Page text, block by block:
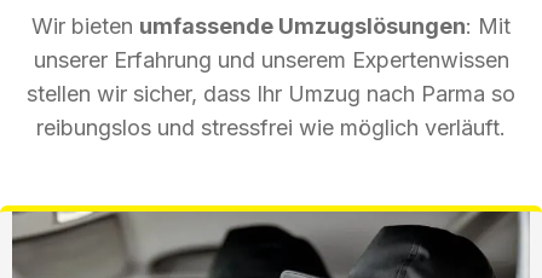
Wir bieten umfassende Umzugslösungen: Mit
unserer Erfahrung und unserem Expertenwissen
stellen wir sicher, dass Ihr Umzug nach Parma so
reibungslos und stressfrei wie möglich verläuft.